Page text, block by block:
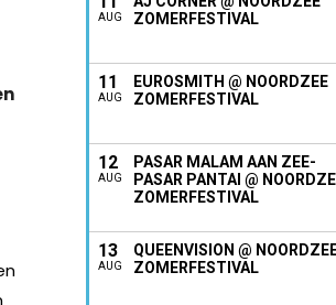
AUG
ZOMERFESTIVAL
11
AUG
EUROSMITH @ NOORDZEE
ZOMERFESTIVAL
12
AUG
PASAR MALAM AAN ZEE-
PASAR PANTAI @
ZOMERFESTIVAL
13
AUG
QUEENVISION @
ZOMERFESTIVAL